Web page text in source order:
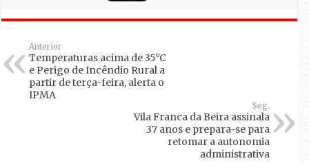
Anterior
Temperaturas acima de 35°C
e Perigo de Incêndio Rural a
partir de terça-feira, alerta o
IPMA
Seg.
Vila Franca da Beira assinala
37 anos e prepara-se para
retomar a autonomia
administrativa